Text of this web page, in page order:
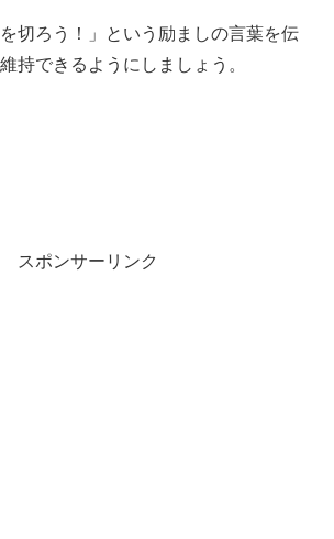
を切ろう！」という励ましの言葉を伝
持できるようにしましょう。
スポンサーリンク